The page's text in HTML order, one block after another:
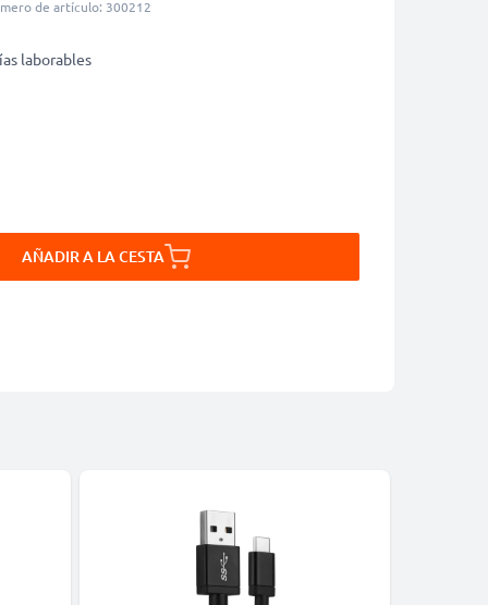
de artículo: 300212
laborables
AÑADIR A LA CESTA